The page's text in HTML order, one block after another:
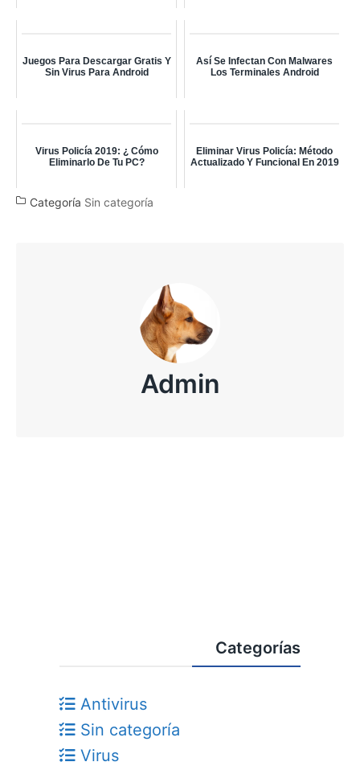
Juegos Para Descargar Gratis Y
Sin Virus Para Android
Así Se Infectan Con Malwares
Los Terminales Android
Virus Policía 2019: ¿ Cómo
Eliminarlo De Tu PC?
Eliminar Virus Policía: Método
Actualizado Y Funcional En 2019
Categoría Sin categoría
Admin
Categorías
Antivirus
Sin categoría
Virus